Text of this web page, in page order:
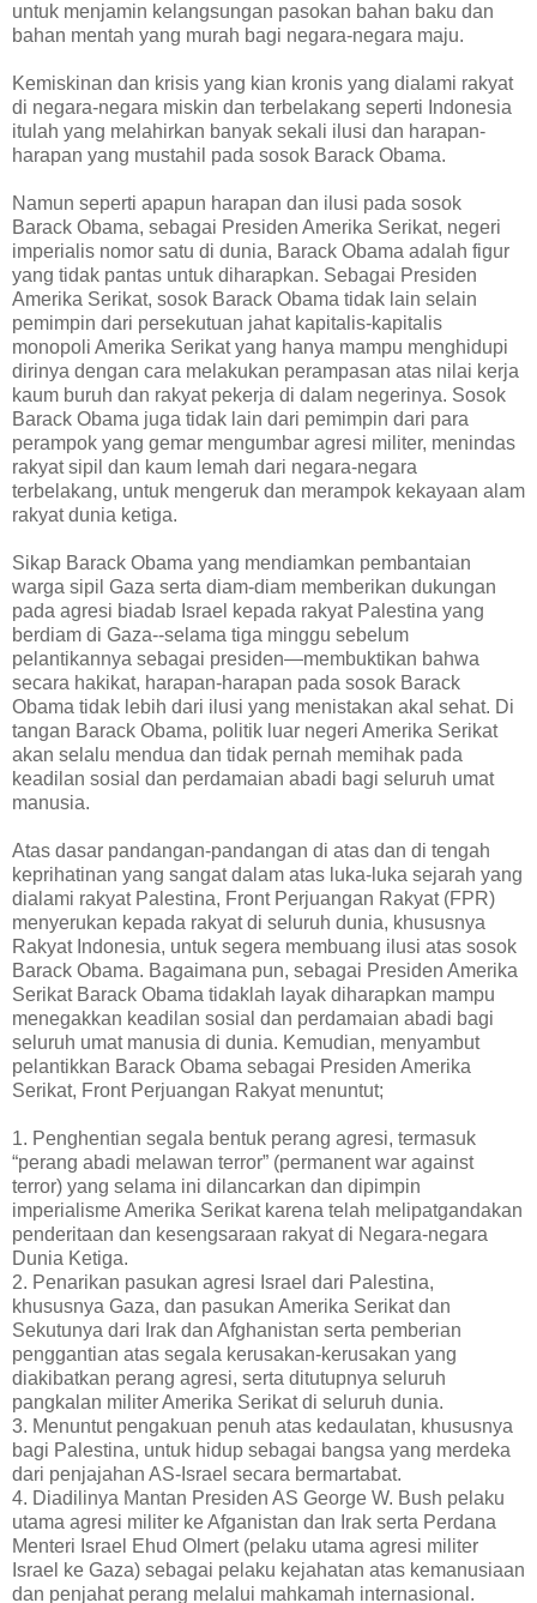
untuk menjamin kelangsungan pasokan bahan baku dan
bahan mentah yang murah bagi negara-negara maju.
Kemiskinan dan krisis yang kian kronis yang dialami rakyat
di negara-negara miskin dan terbelakang seperti Indonesia
itulah yang melahirkan banyak sekali ilusi dan harapan-
harapan yang mustahil pada sosok Barack Obama.
Namun seperti apapun harapan dan ilusi pada sosok
Barack Obama, sebagai Presiden Amerika Serikat, negeri
imperialis nomor satu di dunia, Barack Obama adalah figur
yang tidak pantas untuk diharapkan. Sebagai Presiden
Amerika Serikat, sosok Barack Obama tidak lain selain
pemimpin dari persekutuan jahat kapitalis-kapitalis
monopoli Amerika Serikat yang hanya mampu menghidupi
dirinya dengan cara melakukan perampasan atas nilai kerja
kaum buruh dan rakyat pekerja di dalam negerinya. Sosok
Barack Obama juga tidak lain dari pemimpin dari para
perampok yang gemar mengumbar agresi militer, menindas
rakyat sipil dan kaum lemah dari negara-negara
terbelakang, untuk mengeruk dan merampok kekayaan alam
rakyat dunia ketiga.
Sikap Barack Obama yang mendiamkan pembantaian
warga sipil Gaza serta diam-diam memberikan dukungan
pada agresi biadab Israel kepada rakyat Palestina yang
berdiam di Gaza--selama tiga minggu sebelum
pelantikannya sebagai presiden—membuktikan bahwa
secara hakikat, harapan-harapan pada sosok Barack
Obama tidak lebih dari ilusi yang menistakan akal sehat. Di
tangan Barack Obama, politik luar negeri Amerika Serikat
akan selalu mendua dan tidak pernah memihak pada
keadilan sosial dan perdamaian abadi bagi seluruh umat
manusia.
Atas dasar pandangan-pandangan di atas dan di tengah
keprihatinan yang sangat dalam atas luka-luka sejarah yang
dialami rakyat Palestina, Front Perjuangan Rakyat (FPR)
menyerukan kepada rakyat di seluruh dunia, khususnya
Rakyat Indonesia, untuk segera membuang ilusi atas sosok
Barack Obama. Bagaimana pun, sebagai Presiden Amerika
Serikat Barack Obama tidaklah layak diharapkan mampu
menegakkan keadilan sosial dan perdamaian abadi bagi
seluruh umat manusia di dunia. Kemudian, menyambut
pelantikkan Barack Obama sebagai Presiden Amerika
Serikat, Front Perjuangan Rakyat menuntut;
1. Penghentian segala bentuk perang agresi, termasuk
“perang abadi melawan terror” (permanent war against
terror) yang selama ini dilancarkan dan dipimpin
imperialisme Amerika Serikat karena telah melipatgandakan
penderitaan dan kesengsaraan rakyat di Negara-negara
Dunia Ketiga.
2. Penarikan pasukan agresi Israel dari Palestina,
khususnya Gaza, dan pasukan Amerika Serikat dan
Sekutunya dari Irak dan Afghanistan serta pemberian
penggantian atas segala kerusakan-kerusakan yang
diakibatkan perang agresi, serta ditutupnya seluruh
pangkalan militer Amerika Serikat di seluruh dunia.
3. Menuntut pengakuan penuh atas kedaulatan, khususnya
bagi Palestina, untuk hidup sebagai bangsa yang merdeka
dari penjajahan AS-Israel secara bermartabat.
4. Diadilinya Mantan Presiden AS George W. Bush pelaku
utama agresi militer ke Afganistan dan Irak serta Perdana
Menteri Israel Ehud Olmert (pelaku utama agresi militer
Israel ke Gaza) sebagai pelaku kejahatan atas kemanusiaan
dan penjahat perang melalui mahkamah internasional.